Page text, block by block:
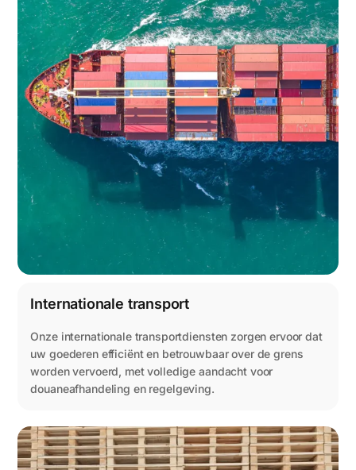
Internationale transport
Onze internationale transportdiensten zorgen ervoor dat
uw goederen efficiënt en betrouwbaar over de grens
worden vervoerd, met volledige aandacht voor
douaneafhandeling en regelgeving.